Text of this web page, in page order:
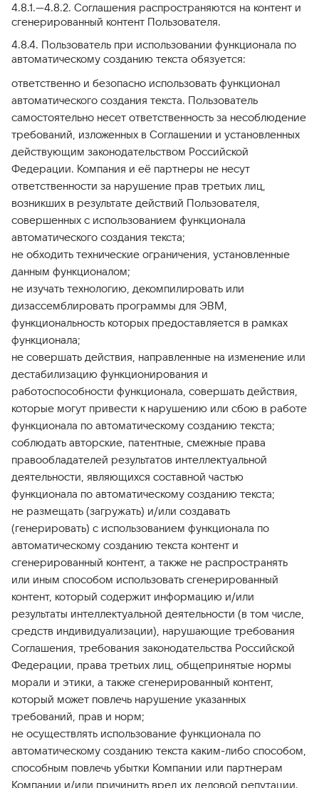
4.8.1.—4.8.2. Соглашения распространяются на контент и
сгенерированный контент Пользователя.
4.8.4. Пользователь при использовании функционала по
автоматическому созданию текста обязуется:
ответственно и безопасно использовать функционал
автоматического создания текста. Пользователь
самостоятельно несет ответственность за несоблюдение
требований, изложенных в Соглашении и установленных
действующим законодательством Российской
Федерации. Компания и её партнеры не несут
ответственности за нарушение прав третьих лиц,
возникших в результате действий Пользователя,
совершенных с использованием функционала
автоматического создания текста;
не обходить технические ограничения, установленные
данным функционалом;
не изучать технологию, декомпилировать или
дизассемблировать программы для ЭВМ,
функциональность которых предоставляется в рамках
функционала;
не совершать действия, направленные на изменение или
дестабилизацию функционирования и
работоспособности функционала, совершать действия,
которые могут привести к нарушению или сбою в работе
функционала по автоматическому созданию текста;
соблюдать авторские, патентные, смежные права
правообладателей результатов интеллектуальной
деятельности, являющихся составной частью
функционала по автоматическому созданию текста;
не размещать (загружать) и/или создавать
(генерировать) с использованием функционала по
автоматическому созданию текста контент и
сгенерированный контент, а также не распространять
или иным способом использовать сгенерированный
контент, который содержит информацию и/или
результаты интеллектуальной деятельности (в том числе,
средств индивидуализации), нарушающие требования
Соглашения, требования законодательства Российской
Федерации, права третьих лиц, общепринятые нормы
морали и этики, а также сгенерированный контент,
который может повлечь нарушение указанных
требований, прав и норм;
не осуществлять использование функционала по
автоматическому созданию текста каким-либо способом,
способным повлечь убытки Компании или партнерам
Компании и/или причинить вред их деловой репутации.